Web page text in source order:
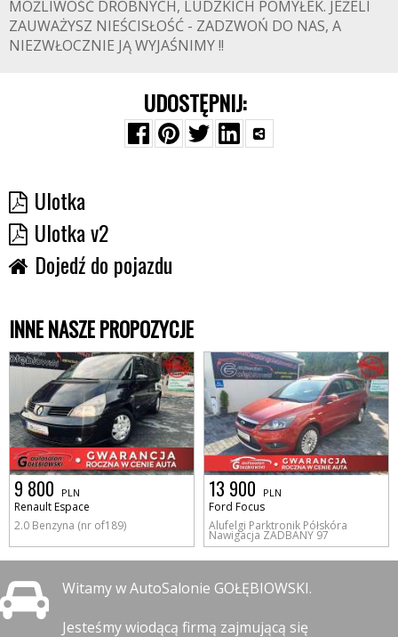
MOŻLIWOŚĆ DROBNYCH, LUDZKICH POMYŁEK. JEŻELI
ZAUWAŻYSZ NIEŚCISŁOŚĆ - ZADZWOŃ DO NAS, A
NIEZWŁOCZNIE JĄ WYJAŚNIMY !!
UDOSTĘPNIJ:
Ulotka
Ulotka v2
Dojedź do pojazdu
INNE NASZE PROPOZYCJE
9 800 PLN
Renault Espace
2.0 Benzyna (nr of189)
13 900 PLN
Ford Focus
Alufelgi Parktronik Półskóra
Nawigacja ZADBANY 97
Witamy w AutoSalonie GOŁĘBIOWSKI.
Jesteśmy wiodącą firmą zajmującą się